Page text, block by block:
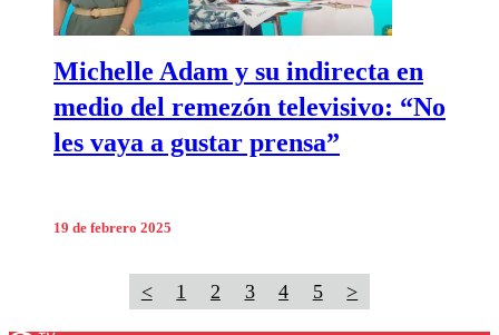
Michelle Adam y su indirecta en
medio del remezón televisivo: “No
les vaya a gustar prensa”
19 de febrero 2025
< 1 2 3 4 5 >